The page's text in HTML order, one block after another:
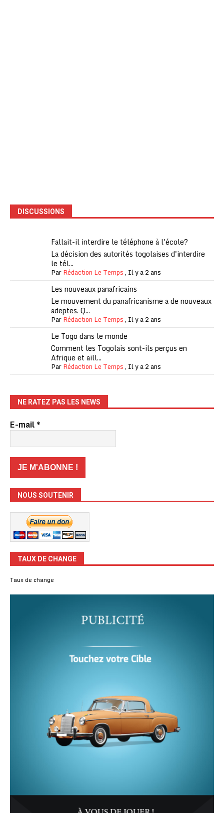
DISCUSSIONS
Fallait-il interdire le téléphone à l'école?
La décision des autorités togolaises d'interdire
le tél...
ParRédaction Le Temps, Il y a 2 ans
Les nouveaux panafricains
Le mouvement du panafricanisme a de nouveaux
adeptes. Q...
ParRédaction Le Temps, Il y a 2 ans
Le Togo dans le monde
Comment les Togolais sont-ils perçus en
Afrique et aill...
ParRédaction Le Temps, Il y a 2 ans
NE RATEZ PAS LES NEWS
E-mail*
NOUS SOUTENIR
TAUX DE CHANGE
Taux de change